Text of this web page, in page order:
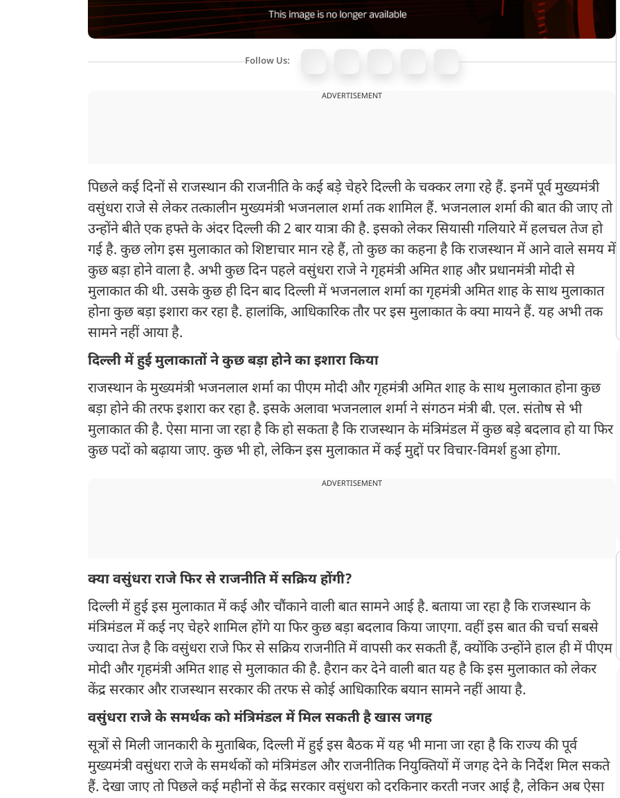
Follow Us:
ADVERTISEMENT
पिछले कई दिनों से राजस्थान की राजनीति के कई बड़े चेहरे दिल्ली के चक्कर लगा रहे हैं. इनमें पूर्व मुख्यमंत्री
वसुंधरा राजे से लेकर तत्कालीन मुख्यमंत्री भजनलाल शर्मा तक शामिल हैं. भजनलाल शर्मा की बात की जाए तो
उन्होंने बीते एक हफ्ते के अंदर दिल्ली की 2 बार यात्रा की है. इसको लेकर सियासी गलियारे में हलचल तेज हो
गई है. कुछ लोग इस मुलाकात को शिष्टाचार मान रहे हैं, तो कुछ का कहना है कि राजस्थान में आने वाले समय में
कुछ बड़ा होने वाला है. अभी कुछ दिन पहले वसुंधरा राजे ने गृहमंत्री अमित शाह और प्रधानमंत्री मोदी से
मुलाकात की थी. उसके कुछ ही दिन बाद दिल्ली में भजनलाल शर्मा का गृहमंत्री अमित शाह के साथ मुलाकात
होना कुछ बड़ा इशारा कर रहा है. हालांकि, आधिकारिक तौर पर इस मुलाकात के क्या मायने हैं. यह अभी तक
सामने नहीं आया है.
दिल्ली में हुई मुलाकातों ने कुछ बड़ा होने का इशारा किया
राजस्थान के मुख्यमंत्री भजनलाल शर्मा का पीएम मोदी और गृहमंत्री अमित शाह के साथ मुलाकात होना कुछ
बड़ा होने की तरफ इशारा कर रहा है. इसके अलावा भजनलाल शर्मा ने संगठन मंत्री बी. एल. संतोष से भी
मुलाकात की है. ऐसा माना जा रहा है कि हो सकता है कि राजस्थान के मंत्रिमंडल में कुछ बड़े बदलाव हो या फिर
कुछ पदों को बढ़ाया जाए. कुछ भी हो, लेकिन इस मुलाकात में कई मुद्दों पर विचार-विमर्श हुआ होगा.
ADVERTISEMENT
क्या वसुंधरा राजे फिर से राजनीति में सक्रिय होंगी?
दिल्ली में हुई इस मुलाकात में कई और चौंकाने वाली बात सामने आई है. बताया जा रहा है कि राजस्थान के
मंत्रिमंडल में कई नए चेहरे शामिल होंगे या फिर कुछ बड़ा बदलाव किया जाएगा. वहीं इस बात की चर्चा सबसे
ज्यादा तेज है कि वसुंधरा राजे फिर से सक्रिय राजनीति में वापसी कर सकती हैं, क्योंकि उन्होंने हाल ही में पीएम
मोदी और गृहमंत्री अमित शाह से मुलाकात की है. हैरान कर देने वाली बात यह है कि इस मुलाकात को लेकर
केंद्र सरकार और राजस्थान सरकार की तरफ से कोई आधिकारिक बयान सामने नहीं आया है.
वसुंधरा राजे के समर्थक को मंत्रिमंडल में मिल सकती है खास जगह
सूत्रों से मिली जानकारी के मुताबिक, दिल्ली में हुई इस बैठक में यह भी माना जा रहा है कि राज्य की पूर्व
मुख्यमंत्री वसुंधरा राजे के समर्थकों को मंत्रिमंडल और राजनीतिक नियुक्तियों में जगह देने के निर्देश मिल सकते
हैं. देखा जाए तो पिछले कई महीनों से केंद्र सरकार वसुंधरा को दरकिनार करती नजर आई है, लेकिन अब ऐसा